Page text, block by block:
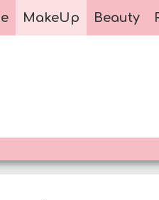
MakeUp Beauty